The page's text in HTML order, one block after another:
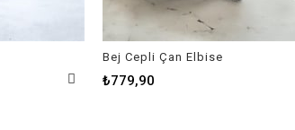
Bej Cepli Çan Elbise
₺779,90